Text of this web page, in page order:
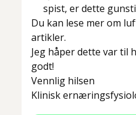
spist, er dette
Du kan lese mer om
artikler.
Jeg håper dette var til
godt!
Vennlig hilsen
Klinisk